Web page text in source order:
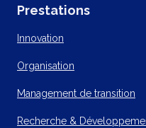
Prestations
Innovation
Organisation
Management de transition
Recherche &